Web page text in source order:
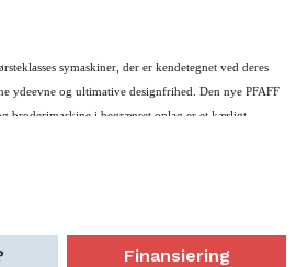
symaskiner, der er kendetegnet ved deres
ydeevne og ultimative designfrihed. Den nye PFAFF
broderimaskine i begrænset oplag er et kærligt
maskine er en fornøjelse for både syere og
Finansiering